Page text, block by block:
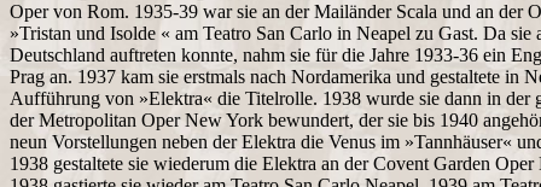
Oper von Rom. 1935-39 war sie an der Mailänder Scala und an der
»Tristan und Isolde « am Teatro San Carlo in Neapel zu Gast. Da
Deutschland auftreten konnte, nahm sie für die Jahre 1933-36 ein
Prag an. 1937 kam sie erstmals nach Nordamerika und gestaltete in
Aufführung von »Elektra« die Titelrolle. 1938 wurde sie dann in der
der Metropolitan Oper New York bewundert, der sie bis 1940
neun Vorstellungen neben der Elektra die Venus im »Tannhäuser«
1938 gestaltete sie wiederum die Elektra an der Covent Garden